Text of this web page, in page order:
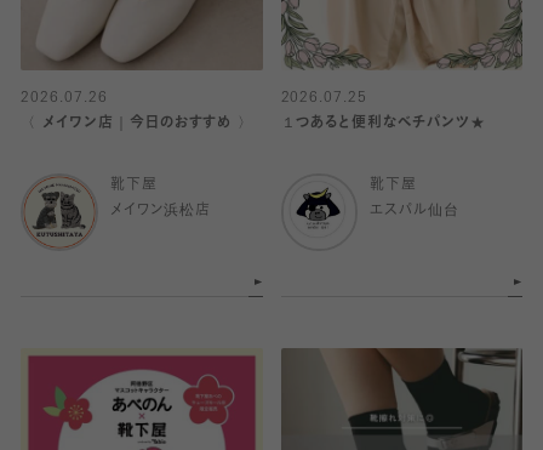
2026.07.26
〈 メイワン店｜今日のおすすめ 〉
靴下屋
メイワン浜松店
2026.07.25
１つあると便利なベチパンツ★
靴下屋
エスパル仙台